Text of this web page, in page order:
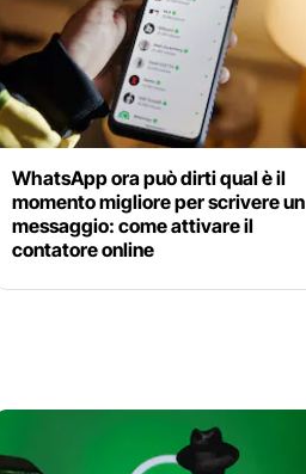
WhatsApp ora può dirti qual è il
momento migliore per scrivere un
messaggio: come attivare il
contatore online